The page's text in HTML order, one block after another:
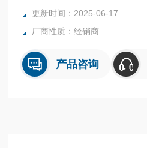
更新时间：2025-06-17
厂商性质：经销商
产品咨询